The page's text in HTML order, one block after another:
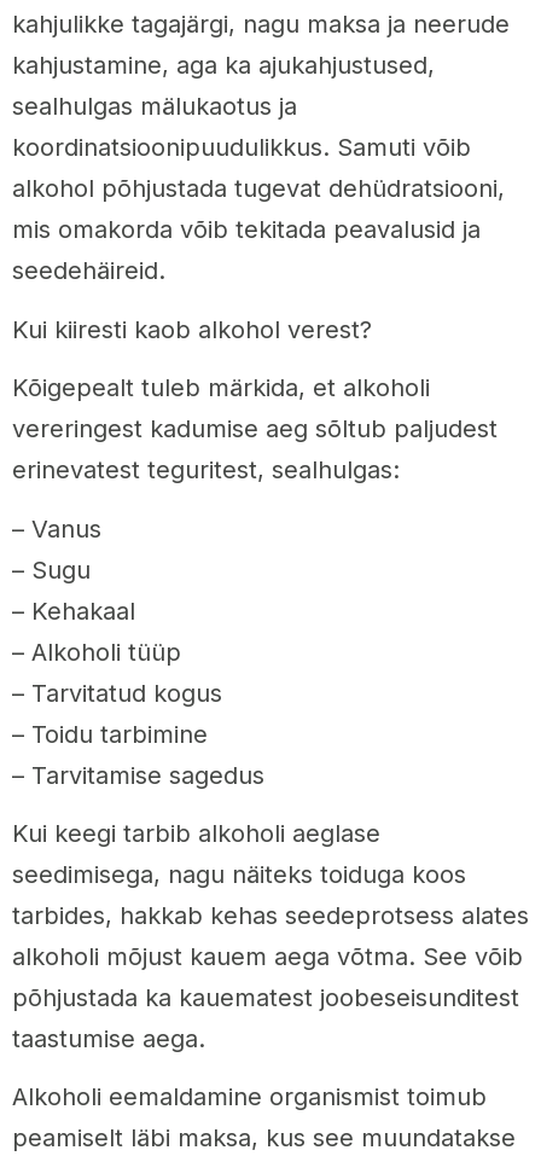
kahjulikke tagajärgi, nagu maksa ja neerude
kahjustamine, aga ka ajukahjustused,
sealhulgas mälukaotus ja
koordinatsioonipuudulikkus. Samuti võib
alkohol põhjustada tugevat dehüdratsiooni,
mis omakorda võib tekitada peavalusid ja
seedehäireid.
Kui kiiresti kaob alkohol verest?
Kõigepealt tuleb märkida, et alkoholi
vereringest kadumise aeg sõltub paljudest
erinevatest teguritest, sealhulgas:
– Vanus
– Sugu
– Kehakaal
– Alkoholi tüüp
– Tarvitatud kogus
– Toidu tarbimine
– Tarvitamise sagedus
Kui keegi tarbib alkoholi aeglase
seedimisega, nagu näiteks toiduga koos
tarbides, hakkab kehas seedeprotsess alates
alkoholi mõjust kauem aega võtma. See võib
põhjustada ka kauematest joobeseisunditest
taastumise aega.
Alkoholi eemaldamine organismist toimub
peamiselt läbi maksa, kus see muundatakse